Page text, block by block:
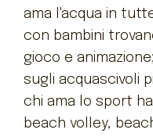
ama l'acqua in
con bambini
gioco e
sugli acquascivoli
chi ama lo sport
beach volley,